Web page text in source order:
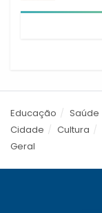
Educação Saúde
Cidade
Cultura
Geral